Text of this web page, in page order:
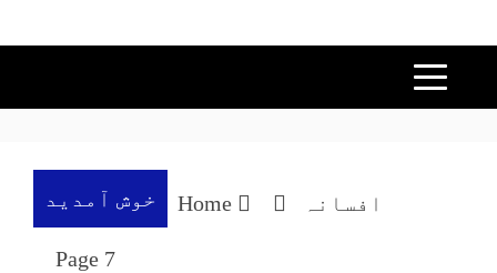
خوش آمدید Home افسانہ
Page 7